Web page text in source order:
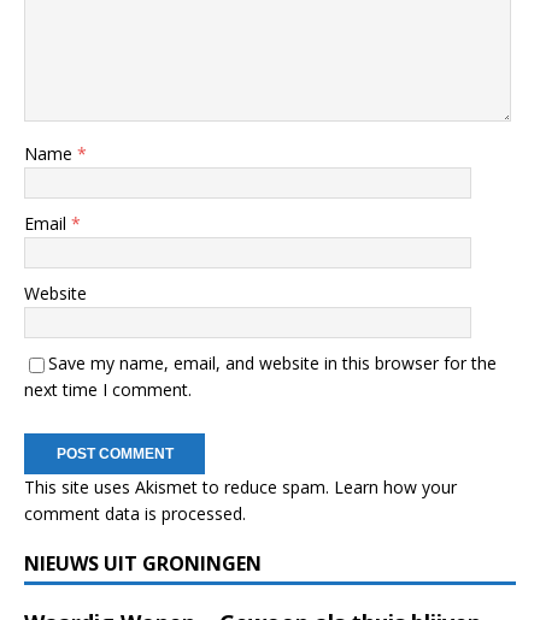
Name *
Email *
Website
Save my name, email, and website in this browser for the
next time I comment.
This site uses Akismet to reduce spam. Learn how your
comment data is processed.
NIEUWS UIT GRONINGEN